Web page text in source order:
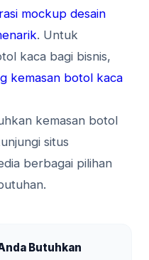
mockup desain
. Untuk
kaca bagi bisnis,
kemasan botol kaca
kemasan botol
situs
berbagai pilihan
Butuhkan